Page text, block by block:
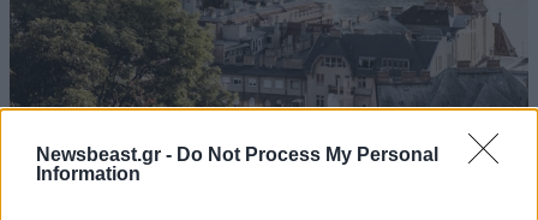
Newsbeast.gr - Do Not Process My Personal
Information
Όσα δεν γνωρίζετε για το πιο μεγαλοπρεπές
ξενοδοχείο στη Βουδαπέστη